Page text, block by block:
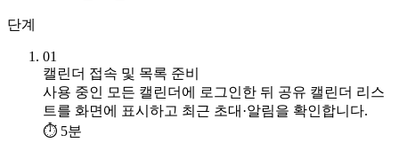
단계
01
캘린더 접속 및 목록 준비
사용 중인 모든 캘린더에 로그인한 뒤 공유 캘린더 리스
트를 화면에 표시하고 최근 초대·알림을 확인합니다.
⏱ 5분